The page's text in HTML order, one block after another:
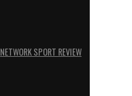
NETWORK SPORT REVIEW